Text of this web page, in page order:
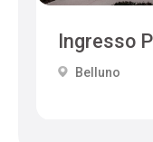
Ingresso
Belluno